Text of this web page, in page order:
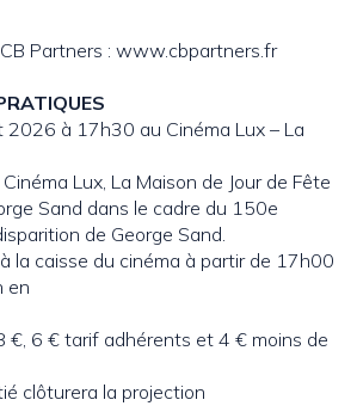
Partners : www.cbpartners.fr
2026 à 17h30 au Cinéma Lux – La
Lux, La Maison de Jour de Fête
Sand dans le cadre du 150e
de George Sand.
la caisse du cinéma à partir de 17h00
en
€, 6 € tarif adhérents et 4 € moins de
clôturera la projection